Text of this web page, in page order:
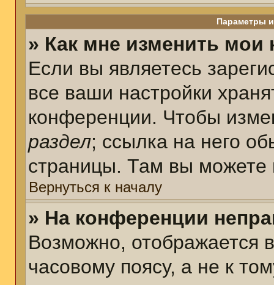
Параметры
» Как мне изменить мои
Если вы являетесь
все ваши настройки
конференции. Чтобы
раздел; ссылка на него
страницы. Там вы можете
Вернуться к началу
» На конференции
Возможно, отображается
часовому поясу, а не к